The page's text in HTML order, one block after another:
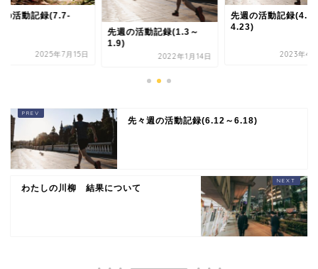
の活動記録(7.7-
2025年7月15日
先週の活動記録(1.3～
1.9)
2022年1月14日
先週の活動記録
4.23)
2023年4
先々週の活動記録(6.12～6.18)
わたしの川柳 結果について